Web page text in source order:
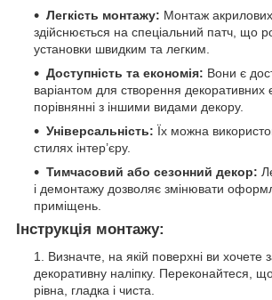
Легкість монтажу: Монтаж
здійснюється на спеціальний патч, що
установки швидким та легким.
Доступність та економія: Вони є
варіантом для створення декоративних
порівнянні з іншими видами декору.
Універсальність: Їх можна
стилях інтер’єру.
Тимчасовий або сезонний декор:
і демонтажу дозволяє змінювати
приміщень.
Інструкція монтажу:
Визначте, на якій поверхні ви хочете
декоративну наліпку. Переконайтеся,
рівна, гладка і чиста.